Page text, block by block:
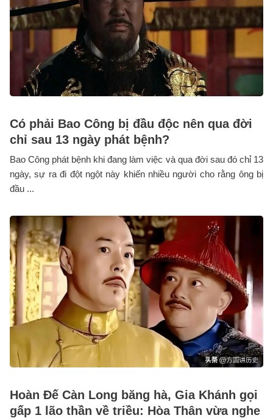
Có phải Bao Công bị đầu độc nên qua đời
chỉ sau 13 ngày phát bệnh?
Bao Công phát bệnh khi đang làm việc và qua đời sau đó chỉ 13
ngày, sự ra đi đột ngột này khiến nhiều người cho rằng ông bị
đầu ...
Hoàn Đế Càn Long băng hà, Gia Khánh gọi
gấp 1 lão thần về triều: Hòa Thân vừa nghe